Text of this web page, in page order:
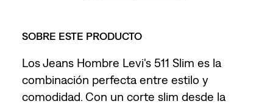
SOBRE ESTE PRODUCTO
Los Jeans Hombre Levi's 511 Slim es la
combinación perfecta entre estilo y
comodidad. Con un corte slim desde la